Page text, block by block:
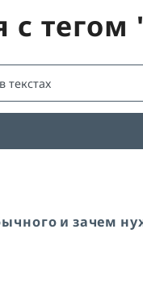
тегом
и зачем